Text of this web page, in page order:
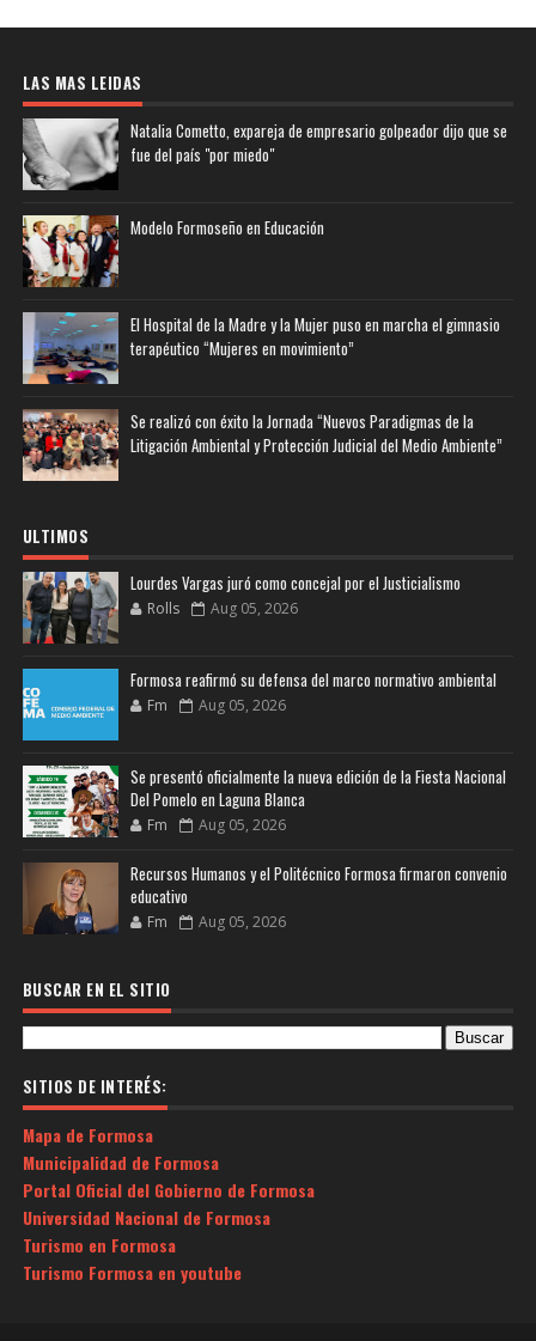
LAS MAS LEIDAS
Natalia Cometto, expareja de empresario golpeador dijo que se
fue del país "por miedo"
Modelo Formoseño en Educación
El Hospital de la Madre y la Mujer puso en marcha el gimnasio
terapéutico “Mujeres en movimiento”
Se realizó con éxito la Jornada “Nuevos Paradigmas de la
Litigación Ambiental y Protección Judicial del Medio Ambiente”
ULTIMOS
Lourdes Vargas juró como concejal por el Justicialismo
Rolls Aug 05, 2026
Formosa reafirmó su defensa del marco normativo ambiental
Fm Aug 05, 2026
Se presentó oficialmente la nueva edición de la Fiesta Nacional
Del Pomelo en Laguna Blanca
Fm Aug 05, 2026
Recursos Humanos y el Politécnico Formosa firmaron convenio
educativo
Fm Aug 05, 2026
BUSCAR EN EL SITIO
SITIOS DE INTERÉS:
Mapa de Formosa
Municipalidad de Formosa
Portal Oficial del Gobierno de Formosa
Universidad Nacional de Formosa
Turismo en Formosa
Turismo Formosa en youtube